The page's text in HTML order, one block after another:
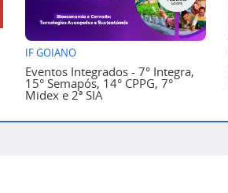
IF GOIANO
Eventos Integrados - 7° Integra,
15° Semapós, 14° CPPG, 7°
Midex e 2ª SIA